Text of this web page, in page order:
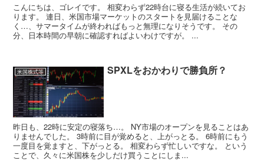
こんにちは、ゴレイです。 相変わらず22時台に寝る生活が続いてお
ります。 連日、米国市場マーケットのスタートを見届けることな
く…、サマータイムが終わればもっと無理になりそうです。 その
分、日本時間の早朝に確認すればよいわけですが。 ...
米国株式等 SPXLをおかわりで勝負所？
昨日も、22時に安定の寝落ち…。 NY市場のオープンを見ることはあ
りませんでした。 3時前に目が覚めると、上がっとる。 6時前にもう
一度目を覚ますと、下がっとる。 相変わらず忙しいですな。 という
ことで、久々に米国株を少しだけ買うことにしま...